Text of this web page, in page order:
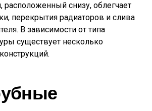
расположенный снизу, облегчает
перекрытия радиаторов и слива
В зависимости от типа
существует несколько